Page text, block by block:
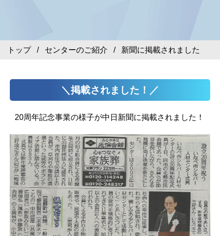
トップ/ センターのご紹介 / 新聞に掲載されました
＼掲載されました！／
20周年記念事業の様子が中日新聞に掲載されました！